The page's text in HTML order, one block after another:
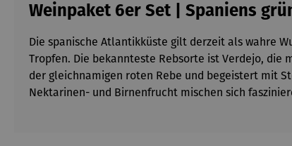
Weinpaket 6er Set | Spaniens
Die spanische Atlantikküste gilt derzeit als wahre
Tropfen. Die bekannteste Rebsorte ist Verdejo, die
der gleichnamigen roten Rebe und begeistert mit
Nektarinen- und Birnenfrucht mischen sich